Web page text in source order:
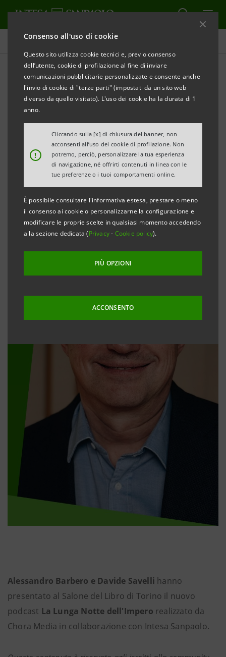
Consenso all'uso di cookie
Questo sito utilizza cookie tecnici e, previo consenso
dell’utente, cookie di profilazione al fine di inviare
comunicazioni pubblicitarie personalizzate e consente anche
l'invio di cookie di "terze parti" (impostati da un sito web
diverso da quello visitato). L'uso dei cookie ha la durata di 1
anno.
!
Cliccando sulla [x] di chiusura del banner, non
acconsenti all’uso dei cookie di profilazione. Non
potremo, perciò, personalizzare la tua esperienza
di navigazione, né offrirti contenuti in linea con le
tue preferenze o i tuoi comportamenti online.
È possibile consultare l'informativa estesa, prestare o meno
il consenso ai cookie o personalizzarne la configurazione e
modificare le proprie scelte in qualsiasi momento accedendo
alla sezione dedicata (Privacy- Cookie policy).
PIÙ OPZIONI
ACCONSENTO
Tutti i progetti
CULTURA
Guarda il contenuto
esclusivo con Alessandro
Barbero
Alessandro Barbero e Davide Savelli hanno
presentato al Salone del Libro di Torino il nuovo
podcast La Lunga Notte dell'Impero realizzato da
Chora Media in collaborazione con Intesa Sanpaolo.